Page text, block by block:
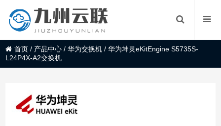
首页 / 产品中心 /华为交换机 /华为坤灵eKitEngine S5735S-
L24P4X-A2交换机